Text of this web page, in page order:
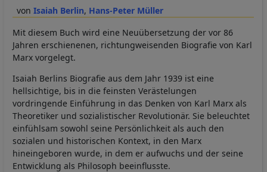
Isaiah Berlin Hans-Peter Müller
Mit diesem Buch wird eine Neuübersetzung der vor 86
Jahren erschienenen, richtungweisenden Biografie von Karl
Marx vorgelegt.
Isaiah Berlins Biografie aus dem Jahr 1939 ist eine
hellsichtige, bis in die feinsten Verästelungen
vordringende Einführung in das Denken von Karl Marx als
Theoretiker und sozialistischer Revolutionär. Sie beleuchtet
einfühlsam sowohl seine Persönlichkeit als auch den
sozialen und historischen Kontext, in den Marx
hineingeboren wurde, in dem er aufwuchs und der seine
Entwicklung als Philosoph beeinflusste.